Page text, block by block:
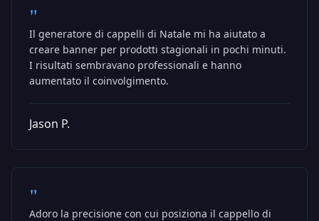
"
Il generatore di cappelli di Natale mi ha aiutato a
creare banner per prodotti stagionali in pochi minuti.
I risultati sembravano professionali e hanno
aumentato il coinvolgimento.
Jason P.
"
Adoro la precisione con cui posiziona il cappello di